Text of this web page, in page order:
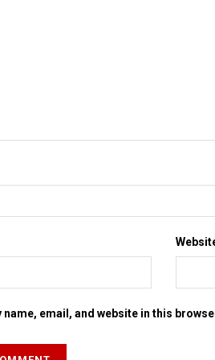
name, email, and website in this